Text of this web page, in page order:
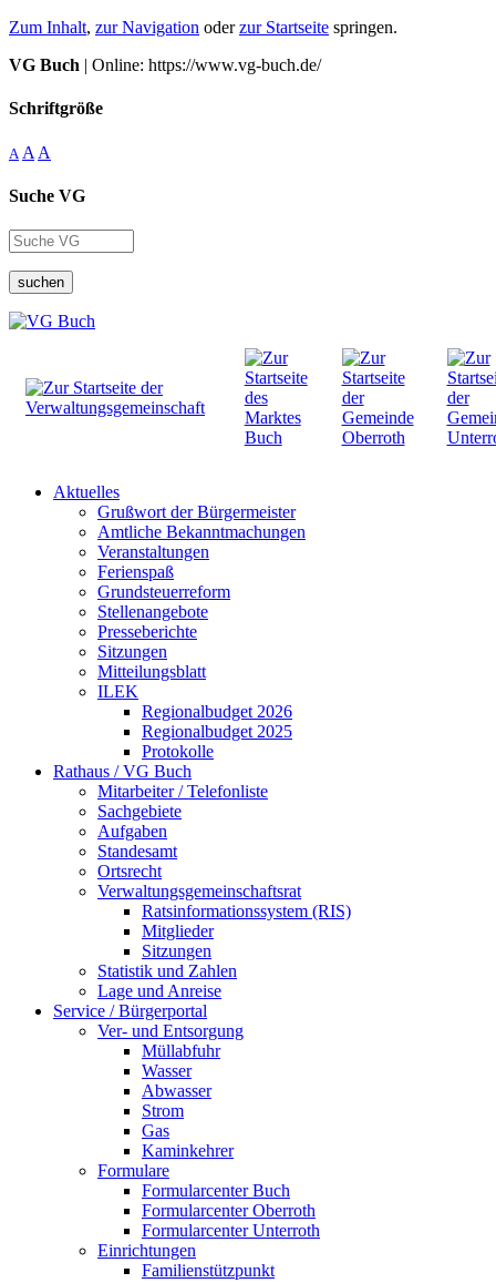
Zum Inhalt, zur Navigation oderzur Startseite springen.
VG Buch | Online: https://www.vg-buch.de/
Schriftgröße
A A A
Suche VG
suchen
Aktuelles
Grußwort der Bürgermeister
Amtliche Bekanntmachungen
Veranstaltungen
Ferienspaß
Grundsteuerreform
Stellenangebote
Presseberichte
Sitzungen
Mitteilungsblatt
ILEK
Regionalbudget 2026
Regionalbudget 2025
Protokolle
Rathaus / VG Buch
Mitarbeiter / Telefonliste
Sachgebiete
Aufgaben
Standesamt
Ortsrecht
Verwaltungsgemeinschaftsrat
Ratsinformationssystem (RIS)
Mitglieder
Sitzungen
Statistik und Zahlen
Lage und Anreise
Service / Bürgerportal
Ver- und Entsorgung
Müllabfuhr
Wasser
Abwasser
Strom
Gas
Kaminkehrer
Formulare
Formularcenter Buch
Formularcenter Oberroth
Formularcenter Unterroth
Einrichtungen
Familienstützpunkt